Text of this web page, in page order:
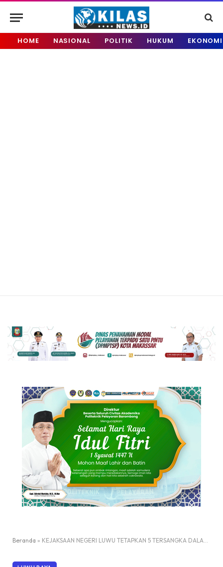
HOME NASIONAL POLITIK HUKUM EKONOMI
Beranda » KEJAKSAAN NEGERI LUWU TETAPKAN 5 TERSANGKA DALAM PERKARA DUGAAN TINDAK PIDANA KORUPSI PROGRAM PERCEPATAN PENINGKATAN TATA GUNA AIR IRIGASI (P3-TGAI) DI KABUPATEN LUWU TAHUN 2024”